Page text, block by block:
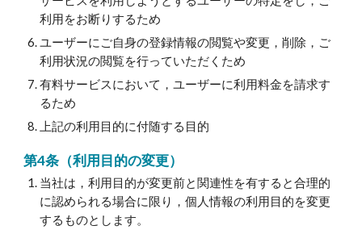
利用をお断りするため
ユーザーにご自身の登録情報の閲覧や変更，削除，ご
利用状況の閲覧を行っていただくため
有料サービスにおいて，ユーザーに利用料金を請求す
るため
上記の利用目的に付随する目的
第4条（利用目的の変更）
当社は，利用目的が変更前と関連性を有すると合理的
に認められる場合に限り，個人情報の利用目的を変更
するものとします。